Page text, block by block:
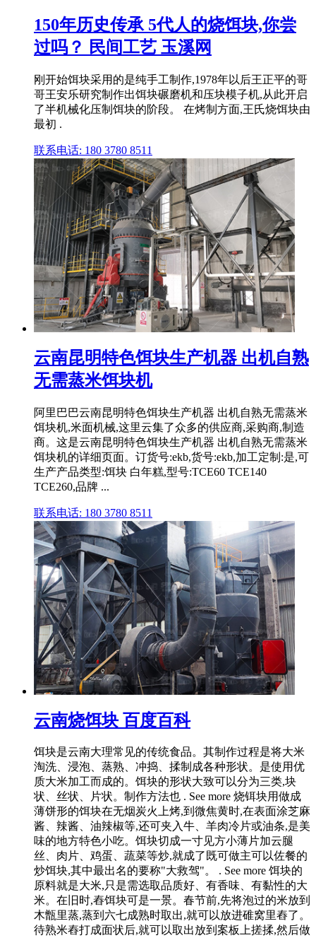
150年历史传承 5代人的烧饵块,你尝
过吗？ 民间工艺 玉溪网
刚开始饵块采用的是纯手工制作,1978年以后王正平的哥
哥王安乐研究制作出饵块碾磨机和压块模子机,从此开启
了半机械化压制饵块的阶段。 在烤制方面,王氏烧饵块由
最初 .
联系电话: 180 3780 8511
云南昆明特色饵块生产机器 出机自熟
无需蒸米饵块机
阿里巴巴云南昆明特色饵块生产机器 出机自熟无需蒸米
饵块机,米面机械,这里云集了众多的供应商,采购商,制造
商。这是云南昆明特色饵块生产机器 出机自熟无需蒸米
饵块机的详细页面。订货号:ekb,货号:ekb,加工定制:是,可
生产产品类型:饵块 白年糕,型号:TCE60 TCE140
TCE260,品牌 ...
联系电话: 180 3780 8511
云南烧饵块 百度百科
饵块是云南大理常见的传统食品。其制作过程是将大米
淘洗、浸泡、蒸熟、冲捣、揉制成各种形状。是使用优
质大米加工而成的。饵块的形状大致可以分为三类,块
状、丝状、片状。制作方法也 . See more 烧铒块用做成
薄饼形的饵块在无烟炭火上烤,到微焦黄时,在表面涂芝麻
酱、辣酱、油辣椒等,还可夹入牛、羊肉冷片或油条,是美
味的地方特色小吃。饵块切成一寸见方小薄片加云腿
丝、肉片、鸡蛋、蔬菜等炒,就成了既可做主可以佐餐的
炒饵块,其中最出名的要称"大救驾"。 . See more 饵块的
原料就是大米,只是需选取品质好、有香味、有黏性的大
米。在旧时,舂饵块可是一景。春节前,先将泡过的米放到
木甑里蒸,蒸到六七成熟时取出,就可以放进碓窝里舂了。
待熟米舂打成面状后,就可以取出放到案板上搓揉,然后做